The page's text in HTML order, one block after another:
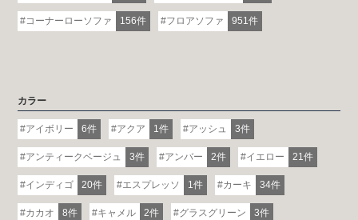
コーナーローソファ 156件 フロアソファ 951件
カラー
アイボリー 6件 アクア 1件 アッシュ 3件
アンティークベージュ 3件 アンバー 2件 イエロー 21件
インディゴ 20件 エスプレッソ 1件 カーキ 34件
カカオ 8件 キャメル 2件 グラスグリーン 3件